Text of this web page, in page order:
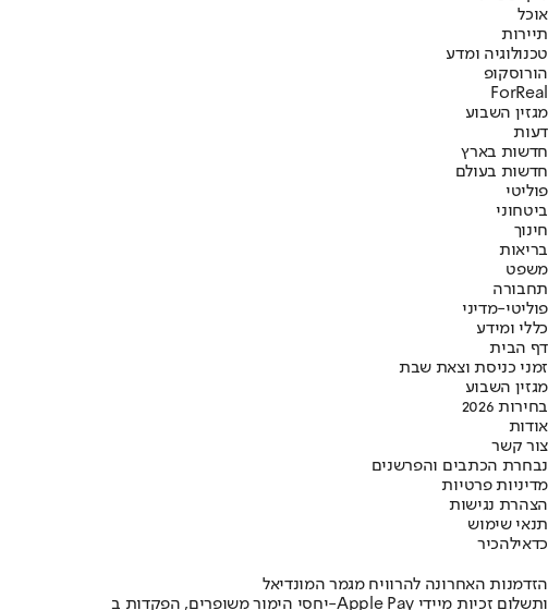
אוכל
תיירות
טכנולוגיה ומדע
הורוסקופ
ForReal
מגזין השבוע
דעות
חדשות בארץ
חדשות בעולם
פוליטי
ביטחוני
חינוך
בריאות
משפט
תחבורה
פוליטי-מדיני
כללי ומידע
דף הבית
זמני כניסת וצאת שבת
מגזין השבוע
בחירות 2026
אודות
צור קשר
נבחרת הכתבים והפרשנים
מדיניות פרטיות
הצהרת נגישות
תנאי שימוש
כדאילהכיר
הזדמנות האחרונה להרוויח מגמר המונדיאל
יחסי הימור משופרים, הפקדות ב-Apple Pay ותשלום זכיות מיידי